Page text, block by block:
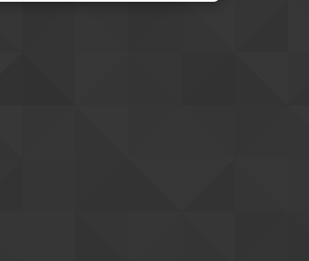
quand c'était juste de la pluie !